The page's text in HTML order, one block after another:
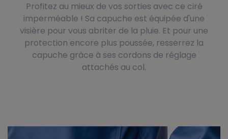
Profitez au mieux de vos sorties avec ce ciré
imperméable ! Sa capuche est équipée d'une
visière pour vous abriter de la pluie. Et pour une
protection encore plus poussée, resserrez la
capuche grâce à ses cordons de réglage
attachés au col.